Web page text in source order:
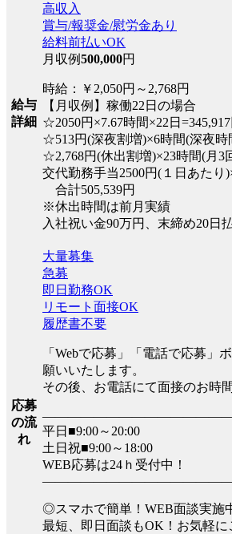
給与
詳細
高収入
賞与/報奨金/慰労金あり
給料前払いOK
月収例500,000円
時給：￥2,050円～2,768円
【月収例】稼働22日の場合
☆2050円×7.67時間×22日=345,917
☆513円(深夜割増)×6時間(深夜時
☆2,768円(休出割増)×23時間(月3
交代勤務手当2500円(１日あたり
合計505,539円
※休出時間は前月実績
入社祝い金90万円、末締め20日
応募
の流
れ
大量募集
急募
即日勤務OK
リモート面接OK
履歴書不要
「Webで応募」「電話で応募」
願いいたします。
その後、お電話にて面接のお時
平日■9:00～20:00
土日祝■9:00～18:00
WEB応募は24ｈ受付中！
◎スマホで簡単！WEB面談実施
最短、即日面談もOK！お気軽に